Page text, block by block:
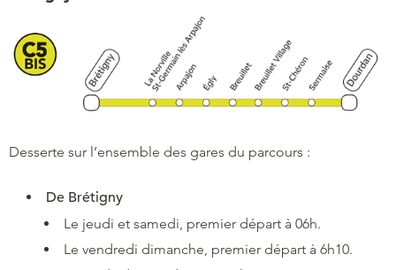
Desserte sur l’ensemble des gares du parcours :
De Brétigny
Le jeudi et samedi, premier départ à 06h.
Le vendredi dimanche, premier départ à 6h10.